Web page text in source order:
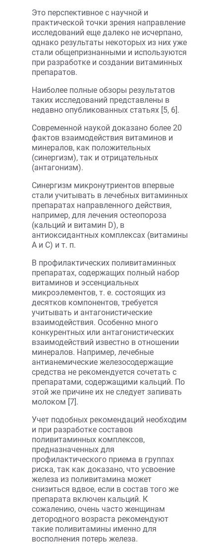
Это перспективное с научной и
практической точки зрения направление
исследований еще далеко не исчерпано,
однако результаты некоторых из них уже
стали общепризнанными и используются
при разработке и создании витаминных
препаратов.
Наиболее полные обзоры результатов
таких исследований представлены в
недавно опубликованных статьях [5, 6].
Современной наукой доказано более 20
фактов взаимодействия витаминов и
минералов, как положительных
(синергизм), так и отрицательных
(антагонизм).
Синергизм микронутриентов впервые
стали учитывать в лечебных витаминных
препаратах направленного действия,
например, для лечения остеопороза
(кальций и витамин D), в
антиоксидантных комплексах (витамины
А и С) и т. п.
В профилактических поливитаминных
препаратах, содержащих полный набор
витаминов и эссенциальных
микроэлементов, т. е. состоящих из
десятков компонентов, требуется
учитывать и антагонистические
взаимодействия. Особенно много
конкурентных или антагонистических
взаимодействий известно в отношении
минералов. Например, лечебные
антианемические железосодержащие
средства не рекомендуется сочетать с
препаратами, содержащими кальций. По
этой же причине их не следует запивать
молоком [7].
Учет подобных рекомендаций необходим
и при разработке составов
поливитаминных комплексов,
предназначенных для
профилактического приема в группах
риска, так как доказано, что усвоение
железа из поливитамина может
снизиться вдвое, если в состав того же
препарата включен кальций. К
сожалению, очень часто женщинам
детородного возраста рекомендуют
такие поливитамины именно для
восполнения потерь железа.